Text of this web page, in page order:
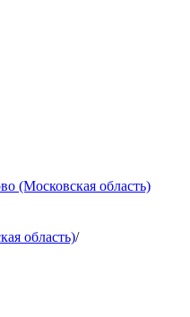
(Московская область)
область)/